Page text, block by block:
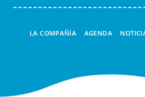
LA COMPAÑÍA AGENDA